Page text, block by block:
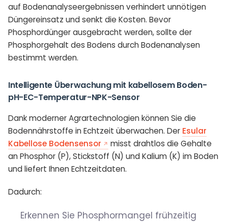
auf Bodenanalyseergebnissen verhindert unnötigen
Düngereinsatz und senkt die Kosten. Bevor
Phosphordünger ausgebracht werden, sollte der
Phosphorgehalt des Bodens durch Bodenanalysen
bestimmt werden.
Intelligente Überwachung mit kabellosem Boden-
pH-EC-Temperatur-NPK-Sensor
Dank moderner Agrartechnologien können Sie die
Bodennährstoffe in Echtzeit überwachen. Der Esular
Kabellose Bodensensor
misst drahtlos die Gehalte
an Phosphor (P), Stickstoff (N) und Kalium (K) im Boden
und liefert Ihnen Echtzeitdaten.
Dadurch:
Erkennen Sie Phosphormangel frühzeitig